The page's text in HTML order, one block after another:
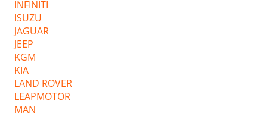
INFINITI
ISUZU
JAGUAR
JEEP
KGM
KIA
LAND ROVER
LEAPMOTOR
MAN